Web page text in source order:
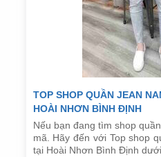
TOP SHOP QUẦN JEAN
HOÀI NHƠN BÌNH ĐỊNH
Nếu bạn đang tìm shop
mã. Hãy đến với Top shop
tại Hoài Nhơn Bình Định dưới